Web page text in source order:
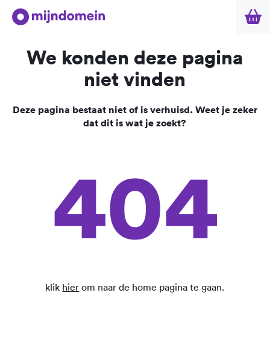
We konden deze pagina
niet vinden
Deze pagina bestaat niet of is verhuisd. Weet je zeker
dat dit is wat je zoekt?
404
klik hier om naar de home pagina te gaan.